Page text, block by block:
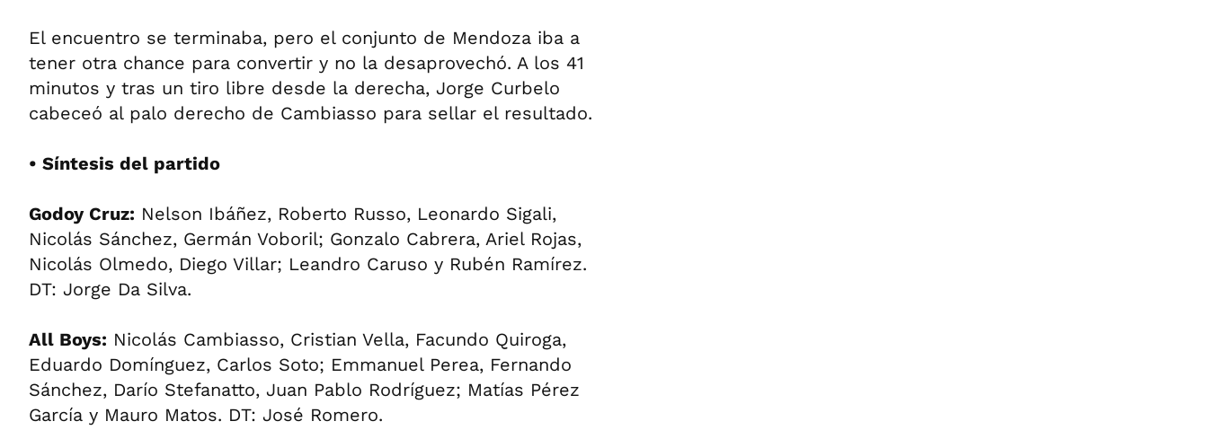
El encuentro se terminaba, pero el conjunto de Mendoza iba a
tener otra chance para convertir y no la desaprovechó. A los 41
minutos y tras un tiro libre desde la derecha, Jorge Curbelo
cabeceó al palo derecho de Cambiasso para sellar el resultado.
• Síntesis del partido
Godoy Cruz: Nelson Ibáñez, Roberto Russo, Leonardo Sigali,
Nicolás Sánchez, Germán Voboril; Gonzalo Cabrera, Ariel Rojas,
Nicolás Olmedo, Diego Villar; Leandro Caruso y Rubén Ramírez.
DT: Jorge Da Silva.
All Boys: Nicolás Cambiasso, Cristian Vella, Facundo Quiroga,
Eduardo Domínguez, Carlos Soto; Emmanuel Perea, Fernando
Sánchez, Darío Stefanatto, Juan Pablo Rodríguez; Matías Pérez
García y Mauro Matos. DT: José Romero.